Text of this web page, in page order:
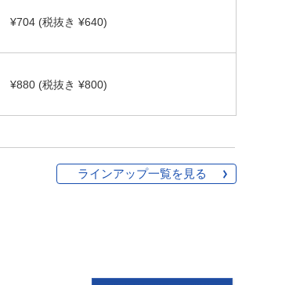
¥704 (税抜き ¥640)
¥880 (税抜き ¥800)
ラインアップ一覧を見る